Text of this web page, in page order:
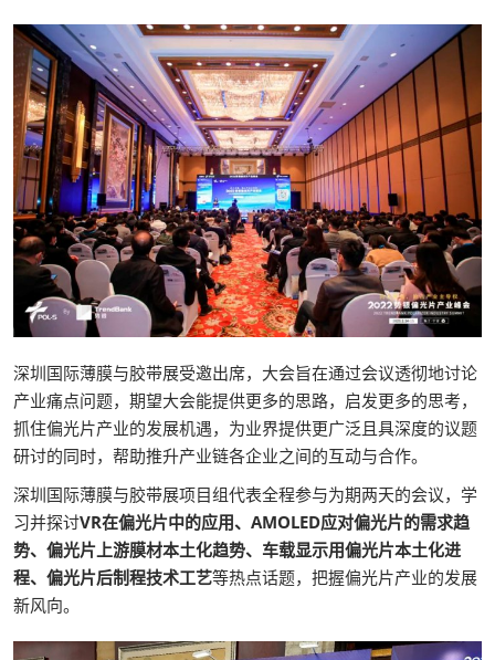
深圳国际薄膜与胶带展受邀出席，大会旨在通过会议透彻地讨论
产业痛点问题，期望大会能提供更多的思路，启发更多的思考，
抓住偏光片产业的发展机遇，为业界提供更广泛且具深度的议题
研讨的同时，帮助推升产业链各企业之间的互动与合作。
深圳国际薄膜与胶带展项目组代表全程参与为期两天的会议，学
习并探讨VR在偏光片中的应用、AMOLED应对偏光片的需求趋
势、偏光片上游膜材本土化趋势、车载显示用偏光片本土化进
程、偏光片后制程技术工艺等热点话题，把握偏光片产业的发展
新风向。